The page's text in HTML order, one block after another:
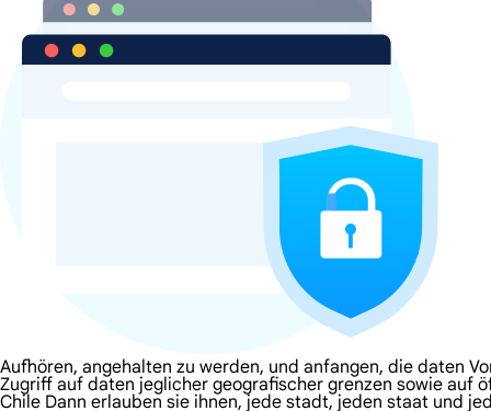
Aufhören, angehalten zu werden, und anfangen, die daten
Zugriff auf daten jeglicher geografischer grenzen sowie auf
Chile Dann erlauben sie ihnen, jede stadt, jeden staat und